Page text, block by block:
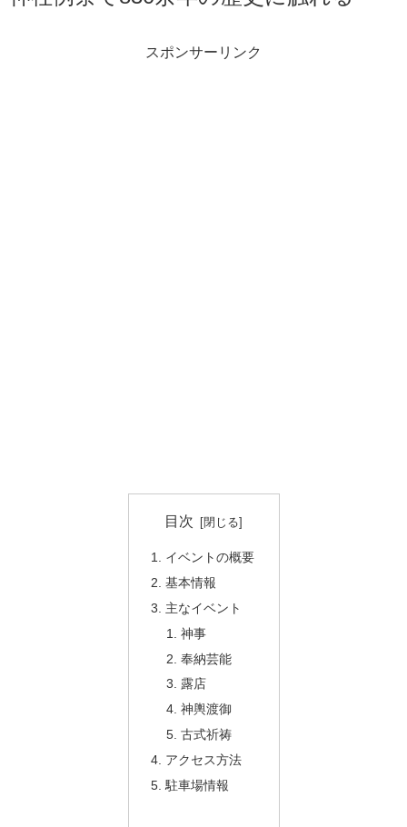
スポンサーリンク
目次
イベントの概要
基本情報
主なイベント
神事
奉納芸能
露店
神輿渡御
古式祈祷
アクセス方法
駐車場情報